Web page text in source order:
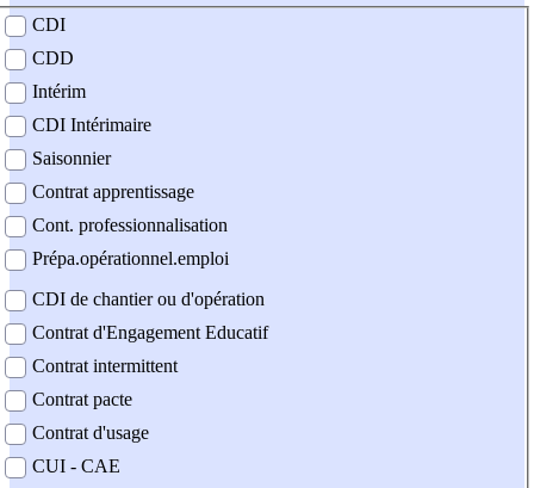
contrat
CDI
CDD
Intérim
CDI Intérimaire
Saisonnier
Contrat apprentissage
Cont. professionnalisation
Prépa.opérationnel.emploi
CDI de chantier ou d'opération
Contrat d'Engagement Educatif
Contrat intermittent
Contrat pacte
Contrat d'usage
CUI - CAE